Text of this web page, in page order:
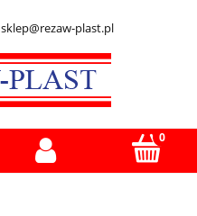
sklep@rezaw-plast.pl